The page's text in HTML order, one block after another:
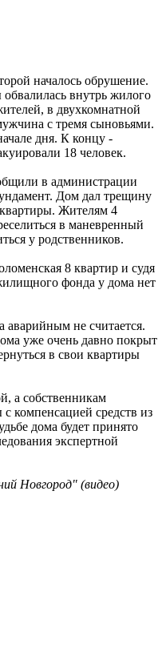
началось обрушение.
внутрь жилого
в двухкомнатной
с тремя сыновьями.
дня. К концу -
18 человек.
в администрации
Дом дал трещину
Жителям 4
в маневренный
у родственников.
8 квартир и судя
фонда у дома нет
аварийным не считается.
уже очень давно покрыт
в свои квартиры
а собственникам
компенсацией средств из
дома будет принято
экспертной
Новгород" (видео)